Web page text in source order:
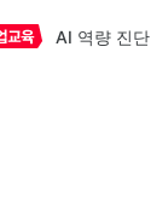
AI 역량 진단